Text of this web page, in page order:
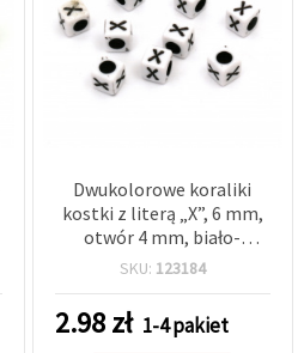
Dwukolorowe koraliki
kostki z literą „X”, 6 mm,
otwór 4 mm, biało-
czarne, 20 g (~95 szt.) – do
naszyjników i dekoracji
SKU: 123184
2.98zł 1-4 pakiet